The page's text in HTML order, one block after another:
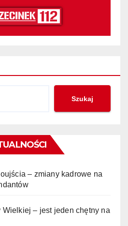
Szukaj
– zmiany kadrowe na
Wielkiej – jest jeden chętny na